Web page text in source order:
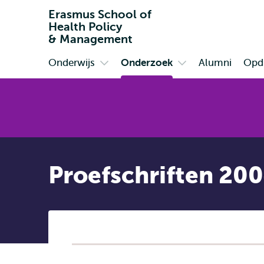
Erasmus School of
Health Policy
& Management
Primair
Onderwijs Onderzoek Alumni
Proefschriften